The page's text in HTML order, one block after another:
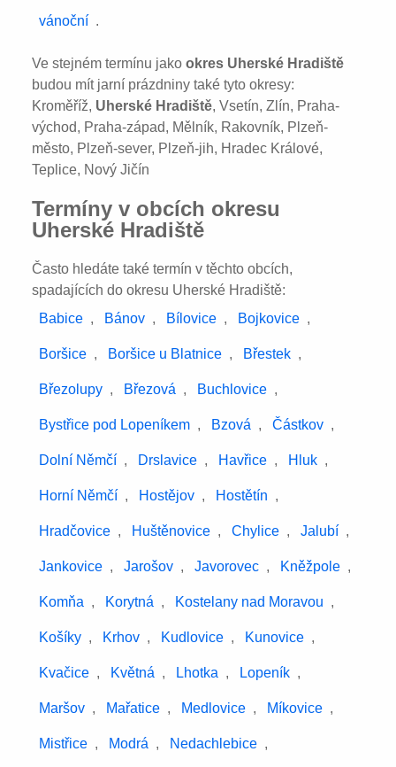
vánoční .
Ve stejném termínu jakookres Uherské Hradiště
budou mít jarní prázdniny také tyto okresy:
Kroměříž, Uherské Hradiště, Vsetín, Zlín, Praha-
východ, Praha-západ, Mělník, Rakovník, Plzeň-
město, Plzeň-sever, Plzeň-jih, Hradec Králové,
Teplice, Nový Jičín
Termíny v obcích okresu
Uherské Hradiště
Často hledáte také termín v těchto obcích,
spadajících do okresu Uherské Hradiště:
Babice , Bánov , Bílovice , Bojkovice ,
Boršice , Boršice u Blatnice , Břestek ,
Březolupy , Březová , Buchlovice ,
Bystřice pod Lopeníkem , Bzová , Částkov ,
Dolní Němčí , Drslavice , Havřice , Hluk ,
Horní Němčí , Hostějov , Hostětín ,
Hradčovice , Huštěnovice , Chylice , Jalubí ,
Jankovice , Jarošov , Javorovec , Kněžpole ,
Komňa , Korytná , Kostelany nad Moravou ,
Košíky , Krhov , Kudlovice , Kunovice ,
Kvačice , Květná , Lhotka , Lopeník ,
Maršov , Mařatice , Medlovice , Míkovice ,
Mistřice , Modrá , Nedachlebice ,